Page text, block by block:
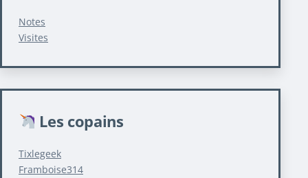
Notes
Visites
Les copains
Tixlegeek
Framboise314